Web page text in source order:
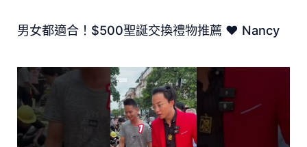
男女都適合！$500聖誕交換禮物推薦 ♥ Nancy